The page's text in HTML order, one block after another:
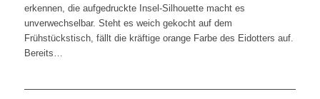
erkennen, die aufgedruckte Insel-Silhouette macht es
unverwechselbar. Steht es weich gekocht auf dem
Frühstückstisch, fällt die kräftige orange Farbe des Eidotters auf.
Bereits…